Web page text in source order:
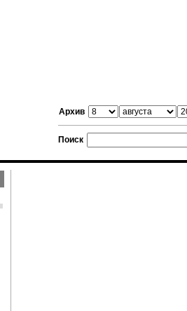
Архив
Поиск